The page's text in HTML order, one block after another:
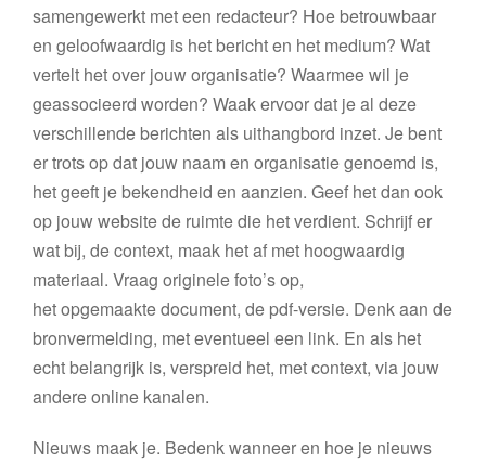
samengewerkt met een redacteur? Hoe betrouwbaar
en geloofwaardig is het bericht en het medium? Wat
vertelt het over jouw organisatie? Waarmee wil je
geassocieerd worden? Waak ervoor dat je al deze
verschillende berichten als uithangbord inzet. Je bent
er trots op dat jouw naam en organisatie genoemd is,
het geeft je bekendheid en aanzien. Geef het dan ook
op jouw website de ruimte die het verdient. Schrijf er
wat bij, de context, maak het af met hoogwaardig
materiaal. Vraag originele foto’s op,
het opgemaakte document, de pdf-versie. Denk aan de
bronvermelding, met eventueel een link. En als het
echt belangrijk is, verspreid het, met context, via jouw
andere online kanalen.
Nieuws maak je. Bedenk wanneer en hoe je nieuws